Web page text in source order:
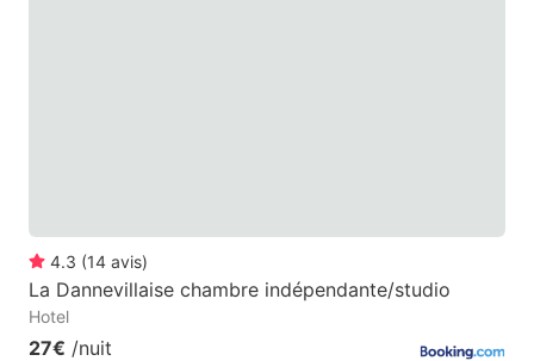
4.3 (14 avis)
La Dannevillaise chambre indépendante/studio
Hotel
27€ /nuit